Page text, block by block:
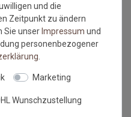
10-15 cm mehr in der
die Wände nicht immer
sein können.
fest, rissfrei, trocken und
und die
Zeitpunkt zu ändern
Sie unserImpressum und
personenbezogener
Marketing
Wunschzustellung